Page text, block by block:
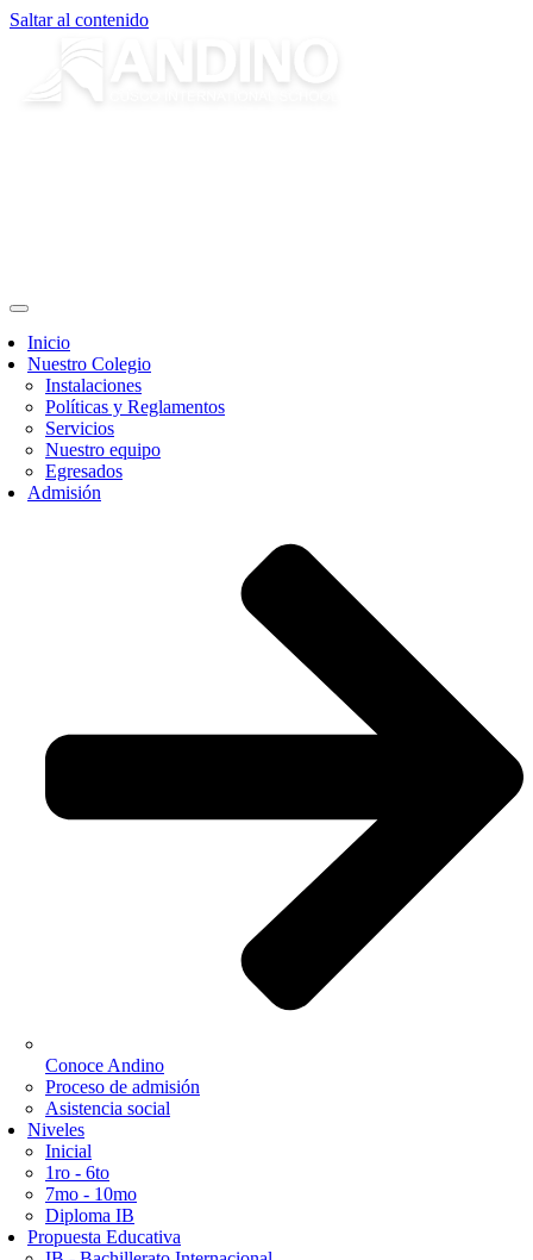
Saltar al contenido
Inicio
Nuestro Colegio
Instalaciones
Políticas y Reglamentos
Servicios
Nuestro equipo
Egresados
Admisión
Conoce Andino
Proceso de admisión
Asistencia social
Niveles
Inicial
1ro - 6to
7mo - 10mo
Diploma IB
Propuesta Educativa